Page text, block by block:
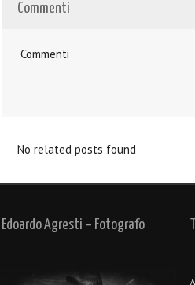
Commenti
Commenti
No related posts found
Edoardo Agresti – Fotografo